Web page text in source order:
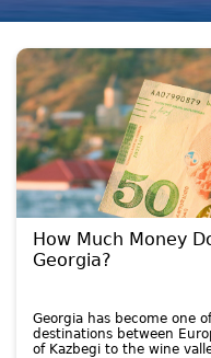
How Much Money
Georgia?
Georgia has become one
destinations between
of Kazbegi to the wine